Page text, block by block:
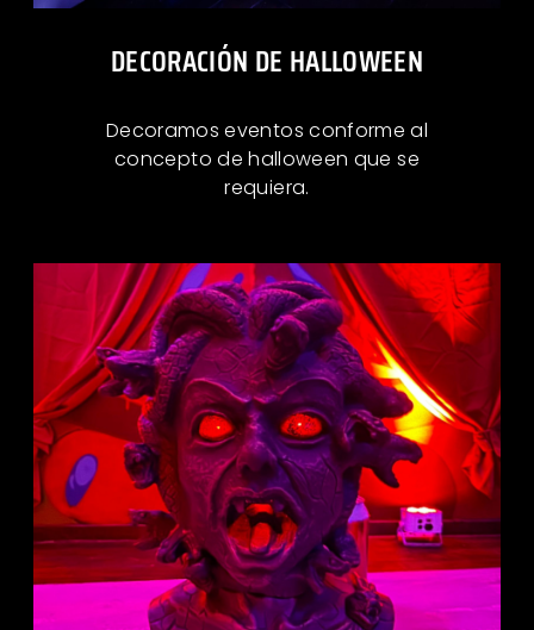
DECORACIÓN DE HALLOWEEN
Decoramos eventos conforme al
concepto de halloween que se
requiera.